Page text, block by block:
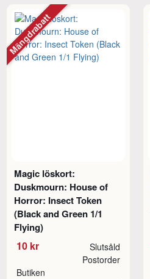
Magic löskort:
Duskmourn: House of
Horror: Insect Token
(Black and Green 1/1
Flying)
10 kr Slutsåld
Butiken
Postorder
Mängdrabatt